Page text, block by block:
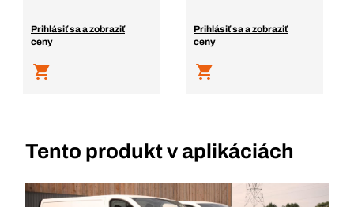
Prihlásiť sa a zobraziť
ceny
Prihlásiť sa a zobraziť
ceny
Tento produkt v aplikáciách